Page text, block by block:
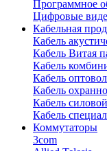
Программное
Цифровые
Кабельная
Кабель
Кабель Витая
Кабель
Кабель
Кабель
Кабель силовой
Кабель
Коммутаторы
3com